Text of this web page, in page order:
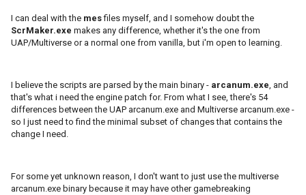
I can deal with the mesfiles myself, and I somehow doubt the
ScrMaker.exe makes any difference, whether it's the one from
UAP/Multiverse or a normal one from vanilla, but i'm open to learning.
I believe the scripts are parsed by the main binary - arcanum.exe, and
that's what i need the engine patch for. From what I see, there's 54
differences between the UAP arcanum.exe and Multiverse arcanum.exe -
so I just need to find the minimal subset of changes that contains the
change I need.
For some yet unknown reason, I don't want to just use the multiverse
arcanum.exe binary because it may have other gamebreaking